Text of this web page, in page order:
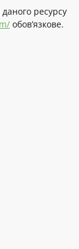
ресурсу
обов’язкове.